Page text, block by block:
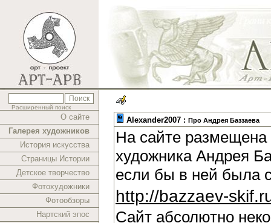
Расширенный поиск
О сайте
Галерея художников
История искусства
Страницы Истории
Детское творчество
Фотохудожники
Фотообзоры
Нартский эпос
Alexander2007 : Про Андрея Баззаева
На сайте размещена
художника Андрея
если бы в ней была
http://bazzaev-
Сайт абсолютно